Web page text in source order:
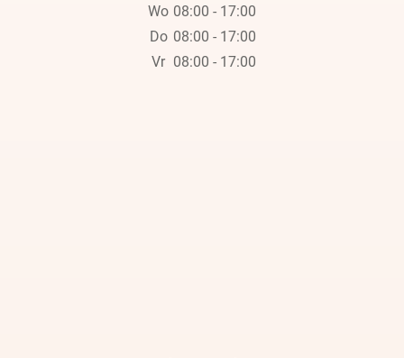
Wo 08:00 - 17:00
Do 08:00 - 17:00
Vr 08:00 - 17:00